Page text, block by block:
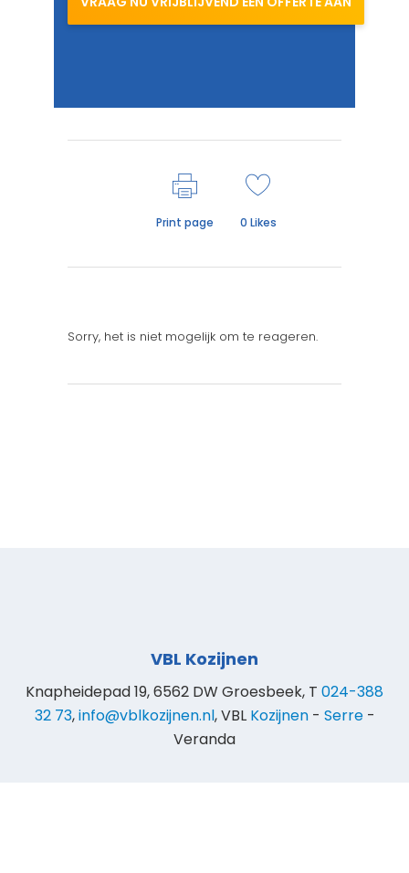
Print page 0 Likes
Sorry, het is niet mogelijk om te reageren.
VBL Kozijnen
Knapheidepad 19, 6562 DW Groesbeek, T 024-388
32 73,info@vblkozijnen.nl, VBL Kozijnen- Serre-
Veranda